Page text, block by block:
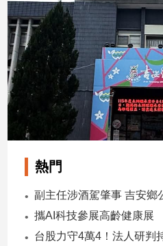
遊/
美
食
星
座/
理
消
費
子/
熱門